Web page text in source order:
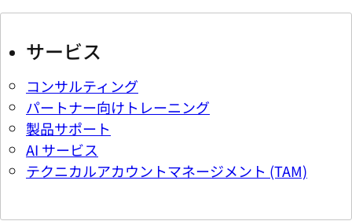
サービス
コンサルティング
パートナー向けトレーニング
製品サポート
AI サービス
テクニカルアカウントマネージメント (TAM)